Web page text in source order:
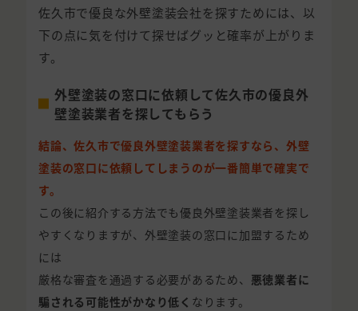
佐久市で優良な外壁塗装会社を探すためには、以
下の点に気を付けて探せばグッと確率が上がりま
す。
外壁塗装の窓口に依頼して佐久市の優良外
壁塗装業者を探してもらう
結論、佐久市で優良外壁塗装業者を探すなら、外壁
塗装の窓口に依頼してしまうのが一番簡単で確実で
す。
この後に紹介する方法でも優良外壁塗装業者を探し
やすくなりますが、外壁塗装の窓口に加盟するため
には
厳格な審査を通過する必要があるため、 悪徳業者に
騙される可能性がかなり低く なります。